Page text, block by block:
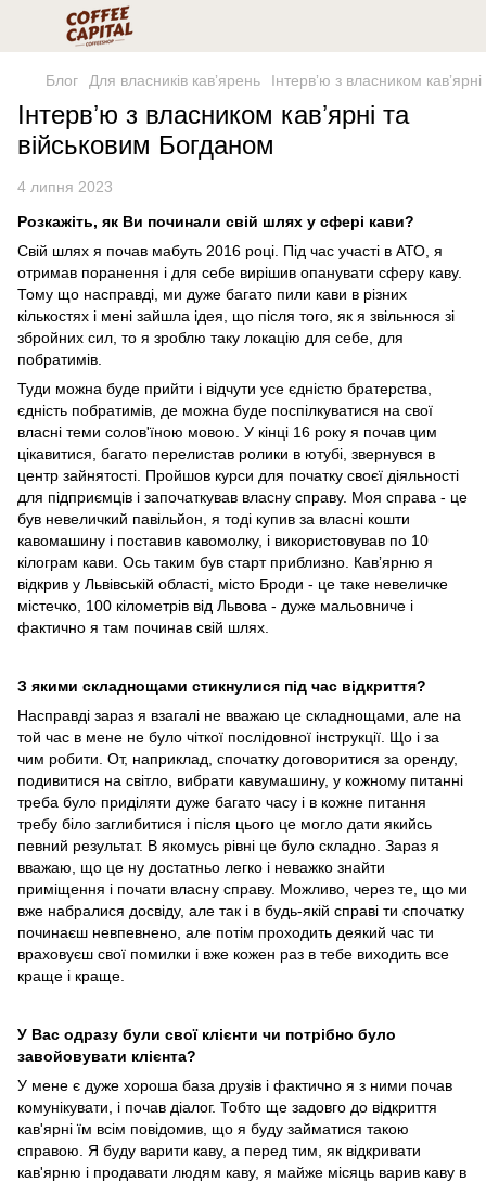
Блог Для власників кавʼярень Інтервʼю з власником
Інтервʼю з власником кавʼярні та
військовим Богданом
4 липня 2023
Розкажіть, як Ви починали свій шлях у сфері кави?
Свій шлях я почав мабуть 2016 році. Під час участі в АТО, я
отримав поранення і для себе вирішив опанувати сферу каву.
Тому що насправді, ми дуже багато пили кави в різних
кількостях і мені зайшла ідея, що після того, як я звільнюся зі
збройних сил, то я зроблю таку локацію для себе, для
побратимів.
Туди можна буде прийти і відчути усе єдністю братерства,
єдність побратимів, де можна буде поспілкуватися на свої
власні теми солов'їною мовою. У кінці 16 року я почав цим
цікавитися, багато перелистав ролики в ютубі, звернувся в
центр зайнятості. Пройшов курси для початку своєї діяльності
для підприємців і започаткував власну справу. Моя справа - це
був невеличкий павільйон, я тоді купив за власні кошти
кавомашину і поставив кавомолку, і використовував по 10
кілограм кави. Ось таким був старт приблизно. Кавʼярню я
відкрив у Львівській області, місто Броди - це таке невеличке
містечко, 100 кілометрів від Львова - дуже мальовниче і
фактично я там починав свій шлях.
З якими складнощами стикнулися під час відкриття?
Насправді зараз я взагалі не вважаю це складнощами, але на
той час в мене не було чіткої послідовної інструкції. Що і за
чим робити. От, наприклад, спочатку договоритися за оренду,
подивитися на світло, вибрати кавумашину, у кожному питанні
треба було приділяти дуже багато часу і в кожне питання
требу біло заглибитися і після цього це могло дати якийсь
певний результат. В якомусь рівні це було складно. Зараз я
вважаю, що це ну достатньо легко і неважко знайти
приміщення і почати власну справу. Можливо, через те, що ми
вже набралися досвіду, але так і в будь-якій справі ти спочатку
починаєш невпевнено, але потім проходить деякий час ти
враховуєш свої помилки і вже кожен раз в тебе виходить все
краще і краще.
У Вас одразу були свої клієнти чи потрібно було
завойовувати клієнта?
У мене є дуже хороша база друзів і фактично я з ними почав
комунікувати, і почав діалог. Тобто ще задовго до відкриття
кав'ярні їм всім повідомив, що я буду займатися такою
справою. Я буду варити каву, а перед тим, як відкривати
кав'ярню і продавати людям каву, я майже місяць варив каву в